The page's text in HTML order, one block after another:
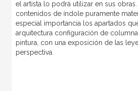
el artista lo podrá utilizar en sus
contenidos de índole puramente
especial importancia los apartados
arquitectura configuración de
pintura, con una exposición de las
perspectiva.